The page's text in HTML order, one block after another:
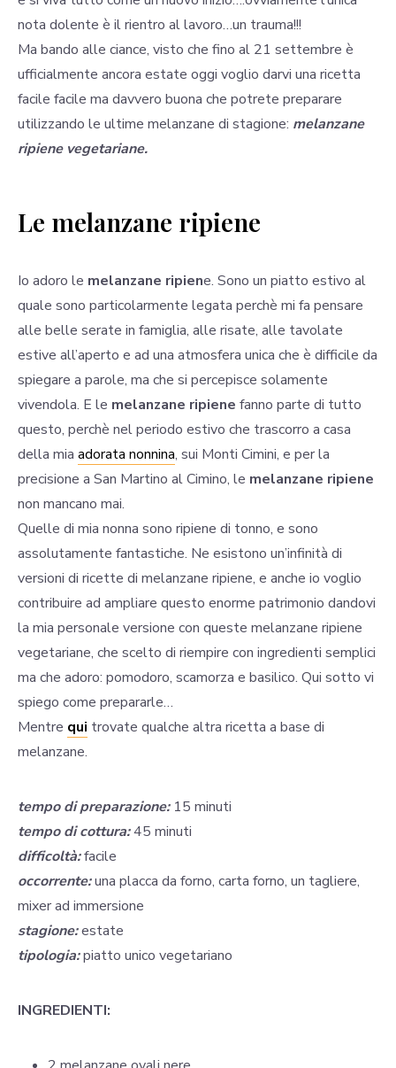
nota dolente è il rientro al lavoro…un trauma!!!
Ma bando alle ciance, visto che fino al 21 settembre è
ufficialmente ancora estate oggi voglio darvi una ricetta
facile facile ma davvero buona che potrete preparare
utilizzando le ultime melanzane di stagione: melanzane
ripiene vegetariane.
Le melanzane ripiene
Io adoro le melanzane ripiene. Sono un piatto estivo al
quale sono particolarmente legata perchè mi fa pensare
alle belle serate in famiglia, alle risate, alle tavolate
estive all’aperto e ad una atmosfera unica che è difficile da
spiegare a parole, ma che si percepisce solamente
vivendola. E le melanzane ripiene fanno parte di tutto
questo, perchè nel periodo estivo che trascorro a casa
della mia adorata nonnina, sui Monti Cimini, e per la
precisione a San Martino al Cimino, le melanzane ripiene
non mancano mai.
Quelle di mia nonna sono ripiene di tonno, e sono
assolutamente fantastiche. Ne esistono un’infinità di
versioni di ricette di melanzane ripiene, e anche io voglio
contribuire ad ampliare questo enorme patrimonio dandovi
la mia personale versione con queste melanzane ripiene
vegetariane, che scelto di riempire con ingredienti semplici
ma che adoro: pomodoro, scamorza e basilico. Qui sotto vi
spiego come prepararle…
Mentre qui trovate qualche altra ricetta a base di
melanzane.
tempo di preparazione: 15 minuti
tempo di cottura:45 minuti
difficoltà:facile
occorrente:una placca da forno, carta forno, un tagliere,
mixer ad immersione
stagione:estate
tipologia:piatto unico vegetariano
INGREDIENTI: